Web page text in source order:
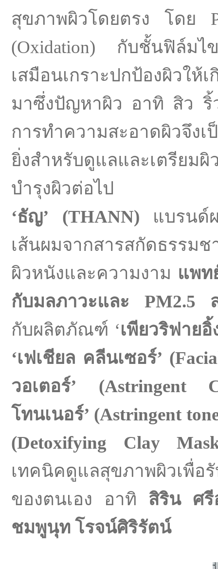
สุขภาพผิวโดยตรง โดย
(Oxidation) กับชั้นฟิล์ม
เสมือนเกราะปกป้องผิวให้
มาซึ่งปัญหาผิว อาทิ สิว ริ้
การทำความสะอาดผิวจึง
ยิ่งสำหรับดูแลและเตรียม
บำรุงผิวต่อไป
‘ธัญ’ (THANN) แบรนด์
เส้นผมจากสารสกัดธรรม
ผิวหนังและความงาม แพท
กับมลภาวะและ PM2.5
กับผลิตภัณฑ์ ‘เพียวริฟาย
‘เฟเชียล คลีนเซอร์’ (
วอเตอร์’ (Astringent
โทนเนอร์’ (Astringent
(Detoxifying Clay
เทคนิคดูแลสุขภาพผิวเพื่
ของตนเอง อาทิ สิริน ศรี
ชมพูนุท โรจน์ศิริรัตน์